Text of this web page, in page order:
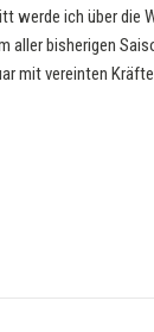
werde ich über die
aller bisherigen
mit vereinten